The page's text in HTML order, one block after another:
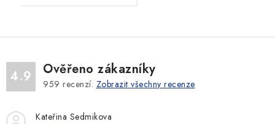
4.9 Ověřeno zákazníky
959 recenzí. Zobrazit všechny recenze
Kateřina Sedmikova